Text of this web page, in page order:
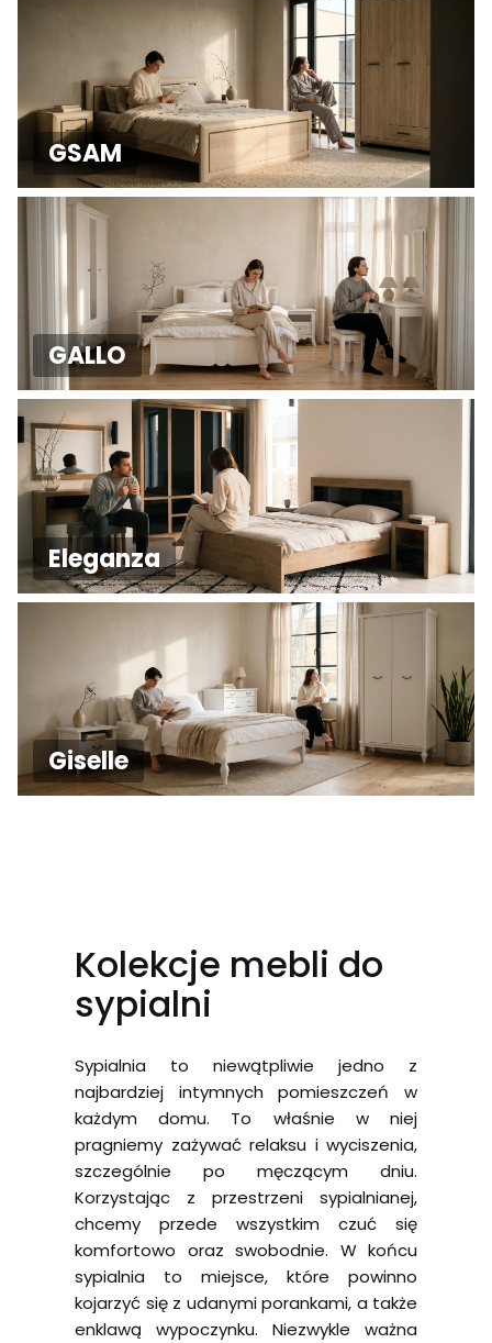
GSAM
GALLO
Eleganza
Giselle
Kolekcje mebli do
sypialni
Sypialnia to niewątpliwie jedno z
najbardziej intymnych pomieszczeń w
każdym domu. To właśnie w niej
pragniemy zażywać relaksu i wyciszenia,
szczególnie po męczącym dniu.
Korzystając z przestrzeni sypialnianej,
chcemy przede wszystkim czuć się
komfortowo oraz swobodnie. W końcu
sypialnia to miejsce, które powinno
kojarzyć się z udanymi porankami, a także
enklawą wypoczynku. Niezwykle ważna